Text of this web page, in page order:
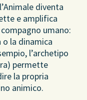
diventa
e amplifica
umano:
o la dinamica
l’archetipo
permette
la propria
animico.